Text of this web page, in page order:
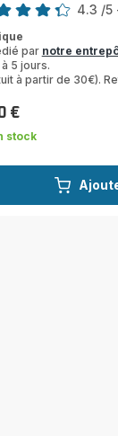
4.3 /5
par notre
5 jours.
à partir de 30€).
€
stock